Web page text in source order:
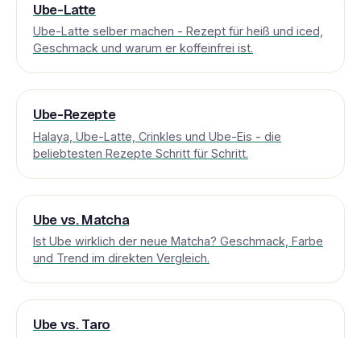
Ube-Latte
Ube-Latte selber machen - Rezept für heiß und iced,
Geschmack und warum er koffeinfrei ist.
Ube-Rezepte
Halaya, Ube-Latte, Crinkles und Ube-Eis - die
beliebtesten Rezepte Schritt für Schritt.
Ube vs. Matcha
Ist Ube wirklich der neue Matcha? Geschmack, Farbe
und Trend im direkten Vergleich.
Ube vs. Taro